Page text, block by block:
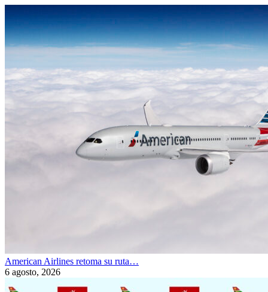
American Airlines retoma su ruta…
6 agosto, 2026